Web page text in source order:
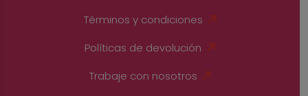
Términos y condiciones
Políticas de devolución
Trabaje con nosotros